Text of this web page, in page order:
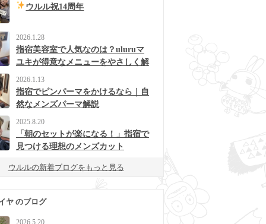
ウルル祝14周年
2026.1.28
指宿美容室で人気なのは？uluruマ
ユキが得意なメニューをやさしく解
2026.1.13
指宿でピンパーマをかけるなら｜自
然なメンズパーマ解説
2025.8.20
「朝のセットが楽になる！」指宿で
見つける理想のメンズカット
ウルルの新着ブログをもっと見る
ヤ のブログ
2026.5.20